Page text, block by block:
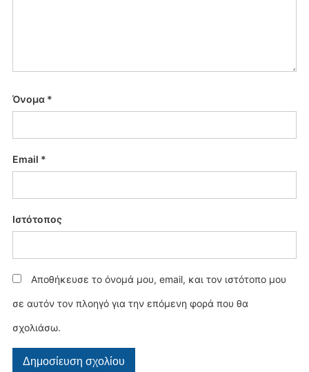
Όνομα *
Email *
Ιστότοπος
Αποθήκευσε το όνομά μου, email, και τον ιστότοπο μου
σε αυτόν τον πλοηγό για την επόμενη φορά που θα
σχολιάσω.